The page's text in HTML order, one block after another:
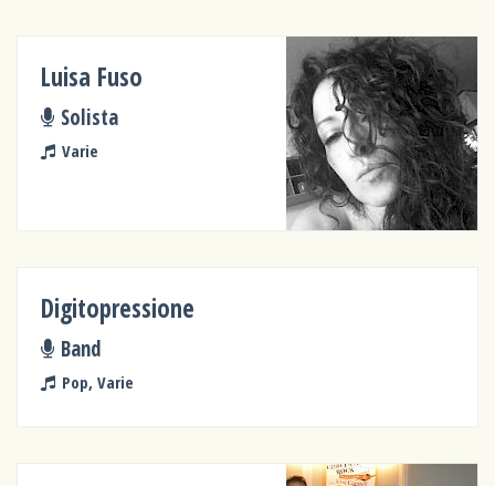
Luisa Fuso
Solista
Varie
Digitopressione
Band
Pop, Varie